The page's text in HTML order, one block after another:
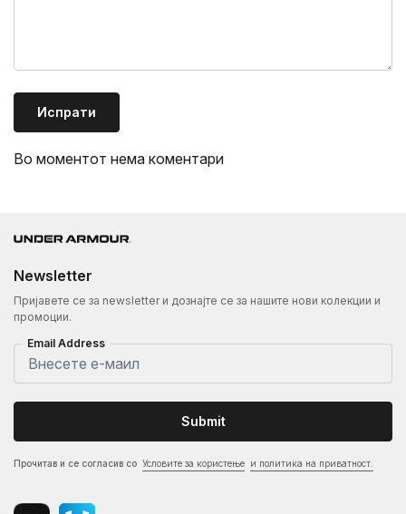
Испрати
Во моментот нема коментари
Newsletter
Пријавете се за newsletter и дознајте се за нашите нови колекции и
промоции.
Email Address
Submit
Прочитав и се согласив со Условите за користење и политика на приватност.